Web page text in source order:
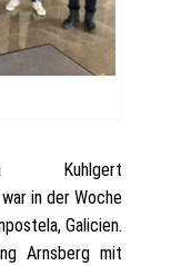
Kuhlgert
in der Woche
Galicien.
Arnsberg mit